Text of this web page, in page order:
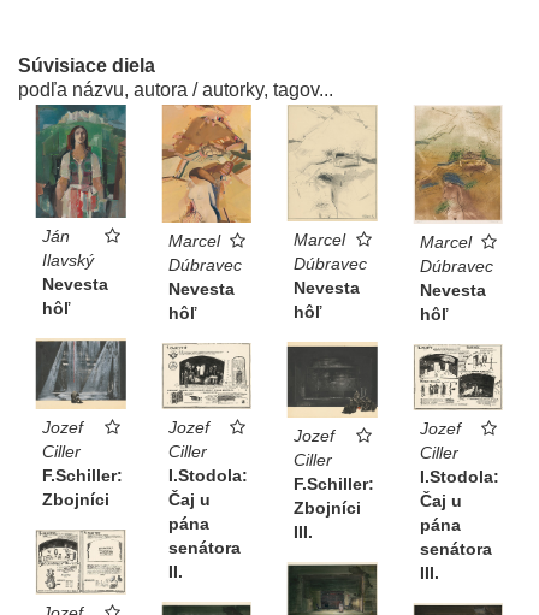
Súvisiace diela
podľa názvu, autora / autorky, tagov...
Ján
Ilavský
Nevesta
hôľ
Marcel
Dúbravec
Nevesta
hôľ
Marcel
Dúbravec
Nevesta
hôľ
Marcel
Dúbravec
Nevesta
hôľ
Jozef
Ciller
F.Schiller:
Zbojníci
Jozef
Ciller
F.Schiller:
Zbojníci
III.
Jozef
Ciller
I.Stodola:
Čaj u
pána
senátora
II.
Jozef
Ciller
I.Stodola:
Čaj u
pána
senátora
III.